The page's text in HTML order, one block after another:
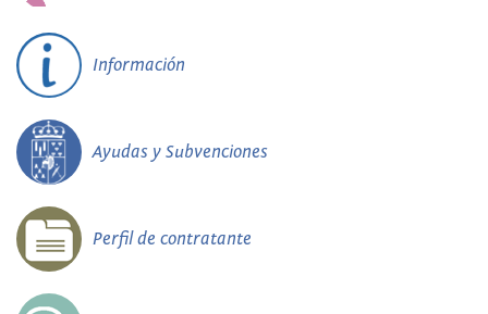
Información
Ayudas y Subvenciones
Perfil de contratante